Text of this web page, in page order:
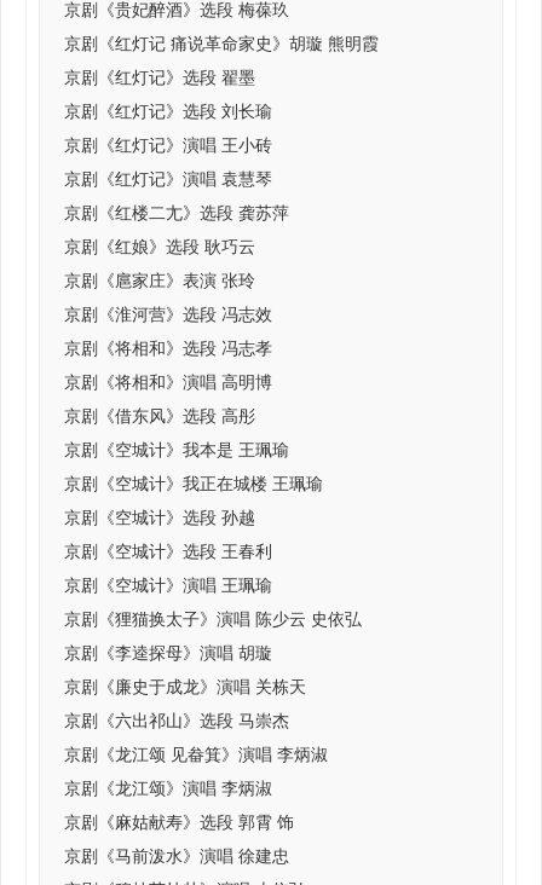
京剧《贵妃醉酒》选段 梅葆玖
京剧《红灯记 痛说革命家史》胡璇 熊明霞
京剧《红灯记》选段 翟墨
京剧《红灯记》选段 刘长瑜
京剧《红灯记》演唱 王小砖
京剧《红灯记》演唱 袁慧琴
京剧《红楼二尢》选段 龚苏萍
京剧《红娘》选段 耿巧云
京剧《扈家庄》表演 张玲
京剧《淮河营》选段 冯志效
京剧《将相和》选段 冯志孝
京剧《将相和》演唱 高明博
京剧《借东风》选段 高彤
京剧《空城计》我本是 王珮瑜
京剧《空城计》我正在城楼 王珮瑜
京剧《空城计》选段 孙越
京剧《空城计》选段 王春利
京剧《空城计》演唱 王珮瑜
京剧《狸猫换太子》演唱 陈少云 史依弘
京剧《李逵探母》演唱 胡璇
京剧《廉史于成龙》演唱 关栋天
京剧《六出祁山》选段 马崇杰
京剧《龙江颂 见畚箕》演唱 李炳淑
京剧《龙江颂》演唱 李炳淑
京剧《麻姑献寿》选段 郭霄 饰
京剧《马前泼水》演唱 徐建忠